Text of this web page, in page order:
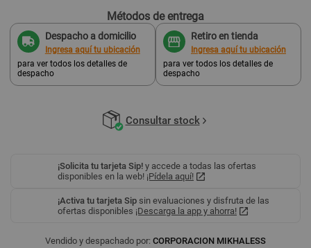
Métodos de entrega
Despacho a domicilio
Ingresa aquí tu ubicación
para ver todos los detalles de
despacho
Retiro en tienda
Ingresa aquí tu ubicación
para ver todos los detalles de
despacho
Consultar stock
¡Solicita tu tarjeta Sip! y accede a todas las ofertas
disponibles en la web! ¡Pídela aquí!
¡Activa tu tarjeta Sip sin evaluaciones y disfruta de las
ofertas disponibles ¡Descarga la app y ahorra!
Vendido y despachado por: CORPORACION MIKHALESS